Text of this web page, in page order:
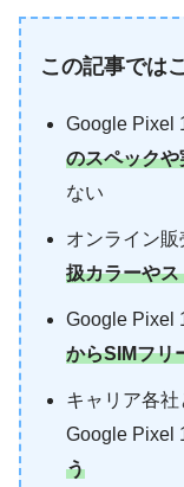
この記事では
Google Pixel
のスペック
ない
オンライン
扱カラーや
Google Pixel
からSIMフリ
キャリア各
Google Pixel
う